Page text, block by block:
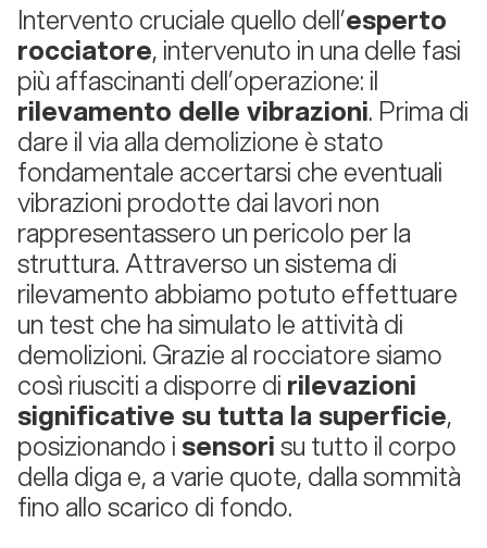
Intervento cruciale quello dell’esperto
rocciatore, intervenuto in una delle fasi
più affascinanti dell’operazione: il
rilevamento delle vibrazioni. Prima di
dare il via alla demolizione è stato
fondamentale accertarsi che eventuali
vibrazioni prodotte dai lavori non
rappresentassero un pericolo per la
struttura. Attraverso un sistema di
rilevamento abbiamo potuto effettuare
un test che ha simulato le attività di
demolizioni. Grazie al rocciatore siamo
così riusciti a disporre di rilevazioni
significative su tutta la superficie,
posizionando i sensorisu tutto il corpo
della diga e, a varie quote, dalla sommità
fino allo scarico di fondo.